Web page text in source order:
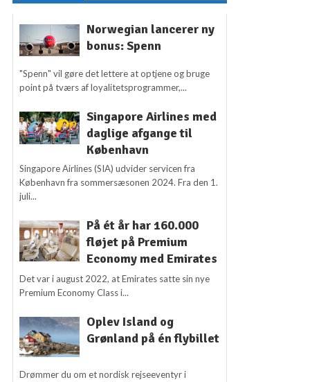
Norwegian lancerer ny
bonus: Spenn
"Spenn" vil gøre det lettere at optjene og bruge
point på tværs af loyalitetsprogrammer,...
Singapore Airlines med
daglige afgange til
København
Singapore Airlines (SIA) udvider servicen fra
København fra sommersæsonen 2024. Fra den 1.
juli...
På ét år har 160.000
fløjet på Premium
Economy med Emirates
Det var i august 2022, at Emirates satte sin nye
Premium Economy Class i...
Oplev Island og
Grønland på én flybillet
Drømmer du om et nordisk rejseeventyr i